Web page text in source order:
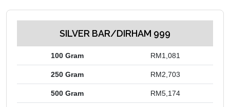
SILVER BAR/DIRHAM 999
100 Gram RM1,081
250 Gram RM2,703
500 Gram RM5,174